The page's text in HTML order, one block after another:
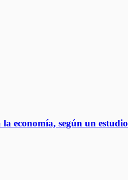
economía, según un estudio